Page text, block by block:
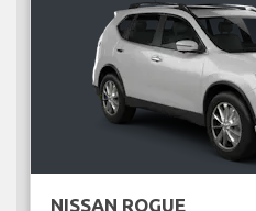
NISSAN ROGUE